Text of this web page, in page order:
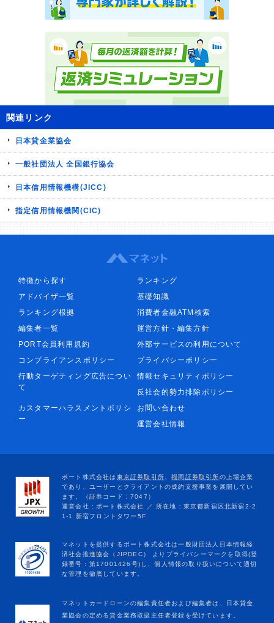
関連リンク
日本貸金業協会
一般社団法人 全国銀行協会
日本信用情報機構(JICC)
指定信用情報機関(CIC)
特徴から探す
ランキング
アドバイザ一覧
基礎知識
ランキング根拠
消費者金融ATM検索
編集者一覧
運営方針・編集方針
PORT会員利用規約
外部サービスの利用について
コンプライアンスポリシー
プライバシーポリシー
行動ターゲティング広告につい
て
情報セキュリティポリシー
反社会的勢力排除ポリシー
カスタマーハラスメントポリシ
ー
お問い合わせ
運営会社情報
マネットカードローンの編集責任者および編集者は、日本貸金
業協会の定める貸金業務取扱主任者登録を受けています。